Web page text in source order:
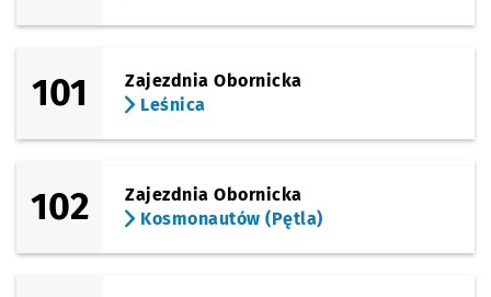
101
Zajezdnia Obornicka
Leśnica
102
Zajezdnia Obornicka
Kosmonautów (Pętla)